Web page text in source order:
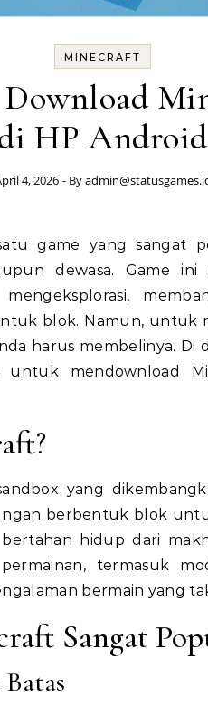
MINECRAFT
HP Android
4, 2026 - By
dewasa. Game ini
blok. Namun, untuk
harus membelinya. Di
untuk mendownload
yang
berbentuk blok
hidup dari
termasuk
bermain yang
Sangat